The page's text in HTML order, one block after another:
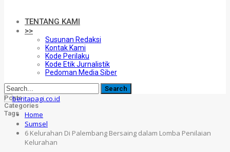
TENTANG KAMI
>>
Susunan Redaksi
Kontak Kami
Kode Perilaku
Kode Etik Jurnalistik
Pedoman Media Siber
Posts
Categories
Tags
Home
Sumsel
6 Kelurahan Di Palembang Bersaing dalam Lomba Penilaian
Kelurahan